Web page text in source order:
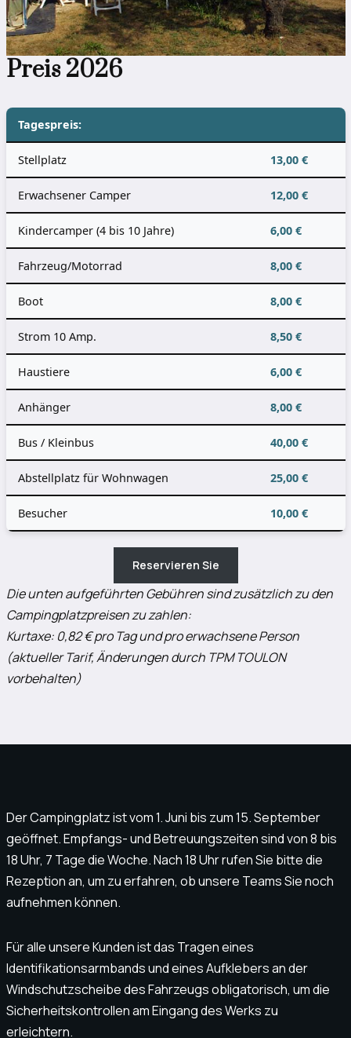
Preis 2026
Tagespreis:
Stellplatz 13,00 €
Erwachsener Camper 12,00 €
Kindercamper (4 bis 10 Jahre) 6,00 €
Fahrzeug/Motorrad 8,00 €
Boot 8,00 €
Strom 10 Amp. 8,50 €
Haustiere 6,00 €
Anhänger 8,00 €
Bus / Kleinbus 40,00 €
Abstellplatz für Wohnwagen 25,00 €
Besucher 10,00 €
Reservieren Sie
Die unten aufgeführten Gebühren sindzusätzlich zu den
Campingplatzpreisen zu zahlen:
Kurtaxe: 0,82 € pro Tag und pro erwachsene Person
(aktueller Tarif, Änderungen durch TPM TOULON
vorbehalten)
Der Campingplatz ist vom 1. Juni bis zum 15. September
geöffnet. Empfangs- und Betreuungszeiten sind von 8 bis
18 Uhr, 7 Tage die Woche. Nach 18 Uhr rufen Sie bitte die
Rezeption an, um zu erfahren, ob unsere Teams Sie noch
aufnehmen können.
Für alle unsere Kunden ist das Tragen eines
Identifikationsarmbands und eines Aufklebers an der
Windschutzscheibe des Fahrzeugs obligatorisch, um die
Sicherheitskontrollen am Eingang des Werks zu
erleichtern.